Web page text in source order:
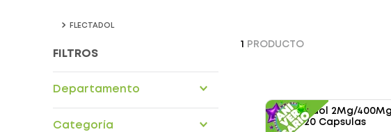
FLECTADOL
FILTROS
Departamento
Categoría
1 PRODUCTO